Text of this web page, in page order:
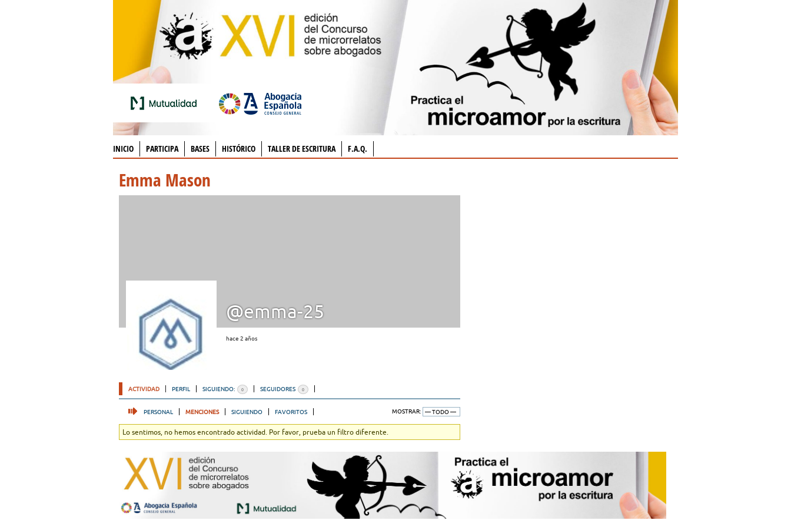
INICIO PARTICIPA BASES HISTÓRICO TALLER DE ESCRITURA F.A.Q.
Emma Mason
@emma-25
hace 2 años
ACTIVIDAD PERFIL SIGUIENDO: 0 SEGUIDORES 0
PERSONAL MENCIONES SIGUIENDO FAVORITOS MOSTRAR:
Lo sentimos, no hemos encontrado actividad. Por favor, prueba un filtro diferente.